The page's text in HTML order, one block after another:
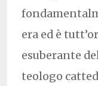
era ed è
esuberante
teologo